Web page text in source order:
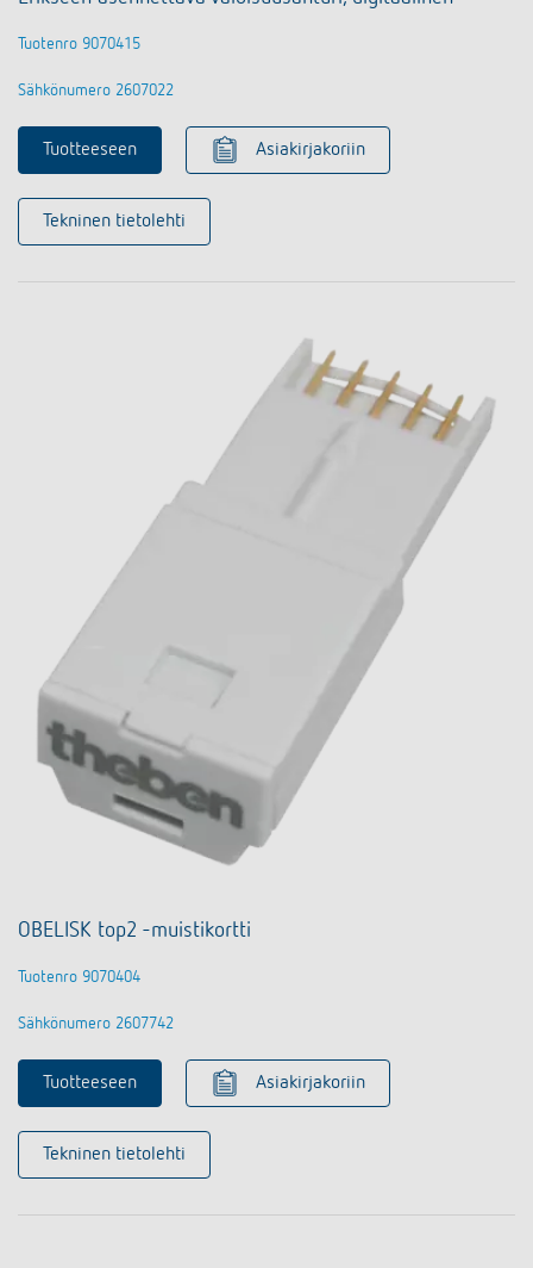
Tuotenro 9070415
Sähkönumero 2607022
Tuotteeseen Asiakirjakoriin
Tekninen tietolehti
OBELISK top2 -muistikortti
Tuotenro 9070404
Sähkönumero 2607742
Tuotteeseen Asiakirjakoriin
Tekninen tietolehti